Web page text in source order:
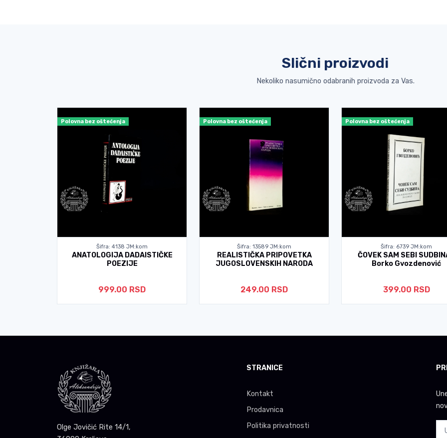
Slični proizvodi
Nekoliko nasumično odabranih proizvoda za Vas.
Polovna bez oštećenja
Šifra: 4138 JM:kom
ANATOLOGIJA DADAISTIČKE
POEZIJE
999.00 RSD
Polovna bez oštećenja
Šifra: 13589 JM:kom
REALISTIČKA PRIPOVETKA
JUGOSLOVENSKIH NARODA
249.00 RSD
Polovna bez oštećenja
Šifra: 6739 JM:kom
ČOVEK SAM SEBI
Borko Gvozdenović
399.00 RSD
Olge Jovičić Rite 14/1,
STRANICE
Kontakt
Prodavnica
Politika privatnosti